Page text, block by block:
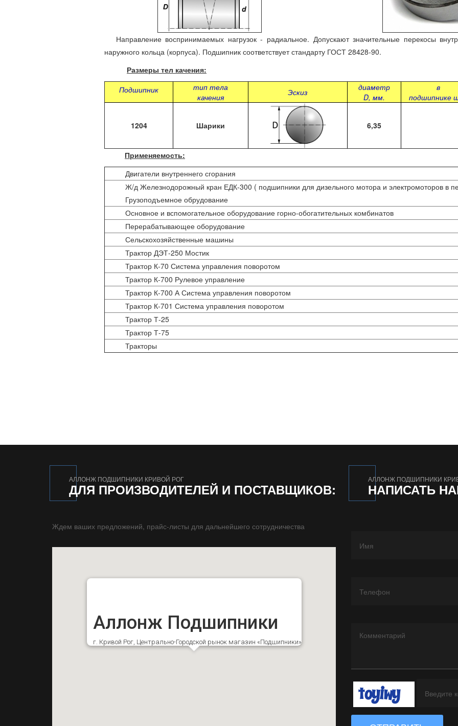
Направление воспринимаемых нагрузок - радиальное. Допускают значительные перекосы
наружного кольца (корпуса). Подшипник соответствует стандарту ГОСТ 28428-90.
Размеры тел качения:
Подшипник
тип тела
качения
Эскиз
диаметр
D, мм.
в
подшипнике
1204 Шарики 6,35
Применяемость:
Двигатели внутреннего сгорания
Ж/д Железнодорожный кран ЕДК-300 ( подшипники для дизельного мотора и электромоторов в
Грузоподъемное обрудование
Основное и вспомогательное оборудование горно-обогатительных комбинатов
Перерабатывающее оборудование
Сельскохозяйственные машины
Трактор ДЭТ-250 Мостик
Трактор К-70 Система управления поворотом
Трактор К-700 Рулевое управление
Трактор К-700 А Система управления поворотом
Трактор К-701 Система управления поворотом
Трактор Т-25
Трактор Т-75
Тракторы
АЛЛОНЖ ПОДШИПНИКИ КРИВОЙ РОГ
ДЛЯ ПРОИЗВОДИТЕЛЕЙ И ПОСТАВЩИКОВ:
Ждем ваших предложений, прайс-листы для дальнейшего сотрудничества
Аллонж Подшипники
г. Кривой Рог, Центрально-Городской рынок магазин «Подшипники»
АЛЛОНЖ ПОДШИПНИКИ
НАПИСАТЬ